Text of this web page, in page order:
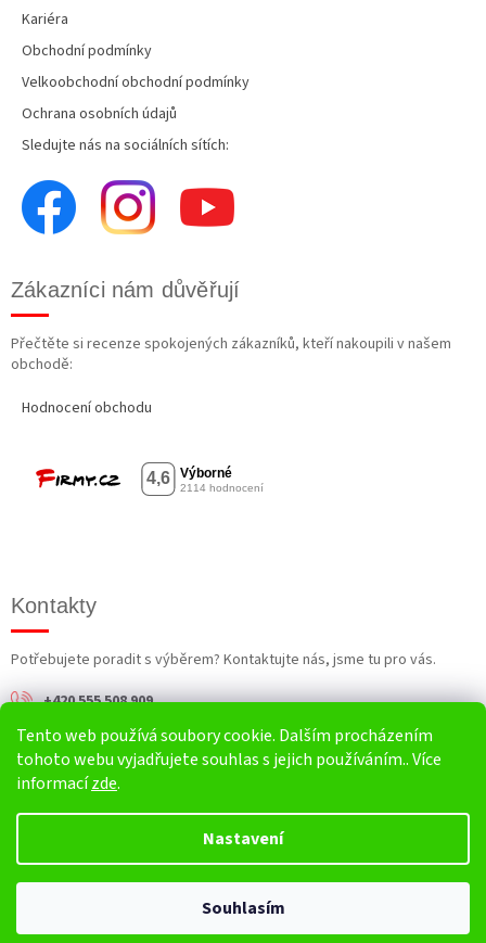
Tento web používá soubory cookie. Dalším procházením
tohoto webu vyjadřujete souhlas s jejich používáním.. Více
informacízde.
Nastavení
Souhlasím
Kariéra
Obchodní podmínky
Velkoobchodní obchodní podmínky
Ochrana osobních údajů
Sledujte nás na sociálních sítích:
Zákazníci nám důvěřují
Přečtěte si recenze spokojených zákazníků, kteří nakoupili v našem
obchodě:
Hodnocení obchodu
Kontakty
Potřebujete poradit s výběrem? Kontaktujte nás, jsme tu pro vás.
+420 555 508 909
info@harv.cz
HARV.cz. Všechna práva vyhrazena.